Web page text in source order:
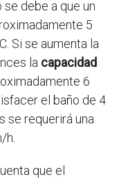
debe a que un
5
Si se aumenta la
la capacidad
6
el baño de 4
se requerirá una
h.
que el